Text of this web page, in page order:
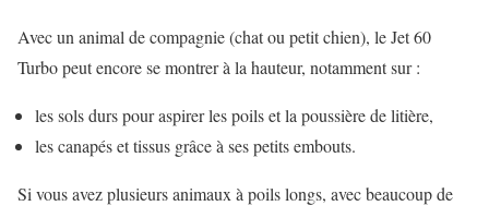
Avec un animal de compagnie (chat ou petit chien), le Jet 60
Turbo peut encore se montrer à la hauteur, notamment sur :
les sols durs pour aspirer les poils et la poussière de litière,
les canapés et tissus grâce à ses petits embouts.
Si vous avez plusieurs animaux à poils longs, avec beaucoup de